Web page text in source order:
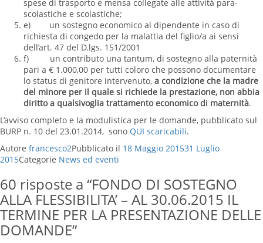
spese di trasporto e mensa collegate alle attività para-
scolastiche e scolastiche;
e) un sostegno economico al dipendente in caso di
richiesta di congedo per la malattia del figlio/a ai sensi
dell’art. 47 del D.lgs. 151/2001
f) un contributo una tantum, di sostegno alla paternità
pari a € 1.000,00 per tutti coloro che possono documentare
lo status di genitore intervenuto, a condizione che la madre
del minore per il quale si richiede la prestazione, non abbia
diritto a qualsivoglia trattamento economico di maternità.
L’avviso completo e la modulistica per le domande, pubblicato sul
BURP n. 10 del 23.01.2014, sono QUI scaricabili.
Autore francesco2Pubblicato il 18 Maggio 201531 Luglio
2015Categorie News ed eventi
60 risposte a “FONDO DI SOSTEGNO
ALLA FLESSIBILITA’ – AL 30.06.2015 IL
TERMINE PER LA PRESENTAZIONE DELLE
DOMANDE”